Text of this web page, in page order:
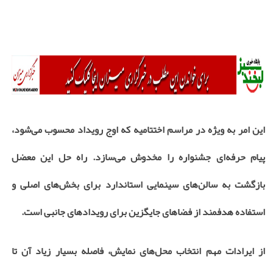
این امر به ویژه در مراسم اختتامیه که اوج رویداد محسوب می‌شود،
پیام حرفه‌ای جشنواره را مخدوش می‌سازد. راه حل این معضل
بازگشت به سالن‌های سینمایی استاندارد برای بخش‌های اصلی و
استفاده هدفمند از فضاهای جایگزین برای رویدادهای جانبی است.
از ایرادات مهم انتخاب محل‌های نمایش، فاصله بسیار زیاد آن تا